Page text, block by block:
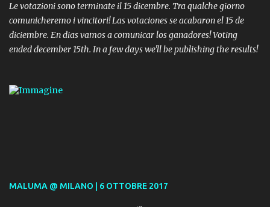
Le votazioni sono terminate il 15 dicembre. Tra qualche giorno
comunicheremo i vincitori! Las votaciones se acabaron el 15 de
diciembre. En dias vamos a comunicar los ganadores! Voting
ended december 15th. In a few days we'll be publishing the results!
MALUMA @ MILANO | 6 OTTOBRE 2017